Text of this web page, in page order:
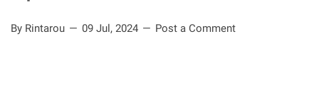
By Rintarou 09 Jul, 2024 Post a Comment